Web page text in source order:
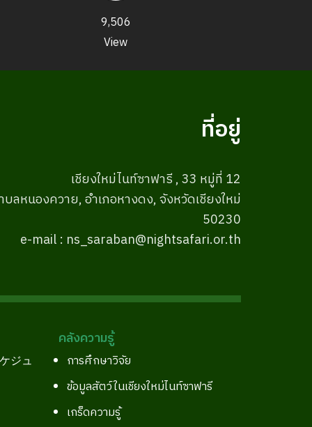
9,506
View
ที่อยู่
เชียงใหม่ไนท์ซาฟารี , 33 หมู่ที่ 12
บลหนองควาย, อำเภอหางดง, จังหวัดเชียงใหม่
50230
e-mail : ns_saraban@nightsafari.or.th
ジュ
คลังความรู้
การศึกษาวิจัย
ข้อมูลสัตว์ในเชียงใหม่ไนท์ซาฟารี
เกร็ดความรู้